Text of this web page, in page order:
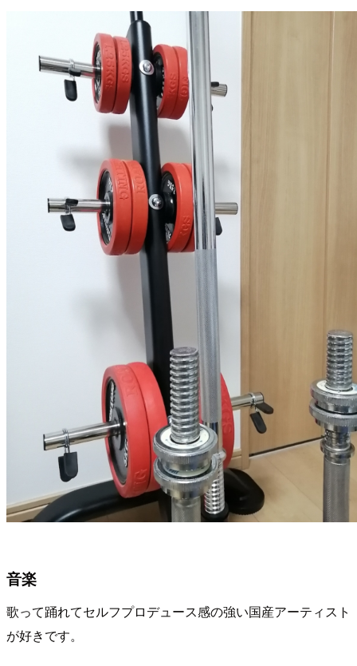
音楽
歌って踊れてセルフプロデュース感の強い国産アーティスト
が好きです。